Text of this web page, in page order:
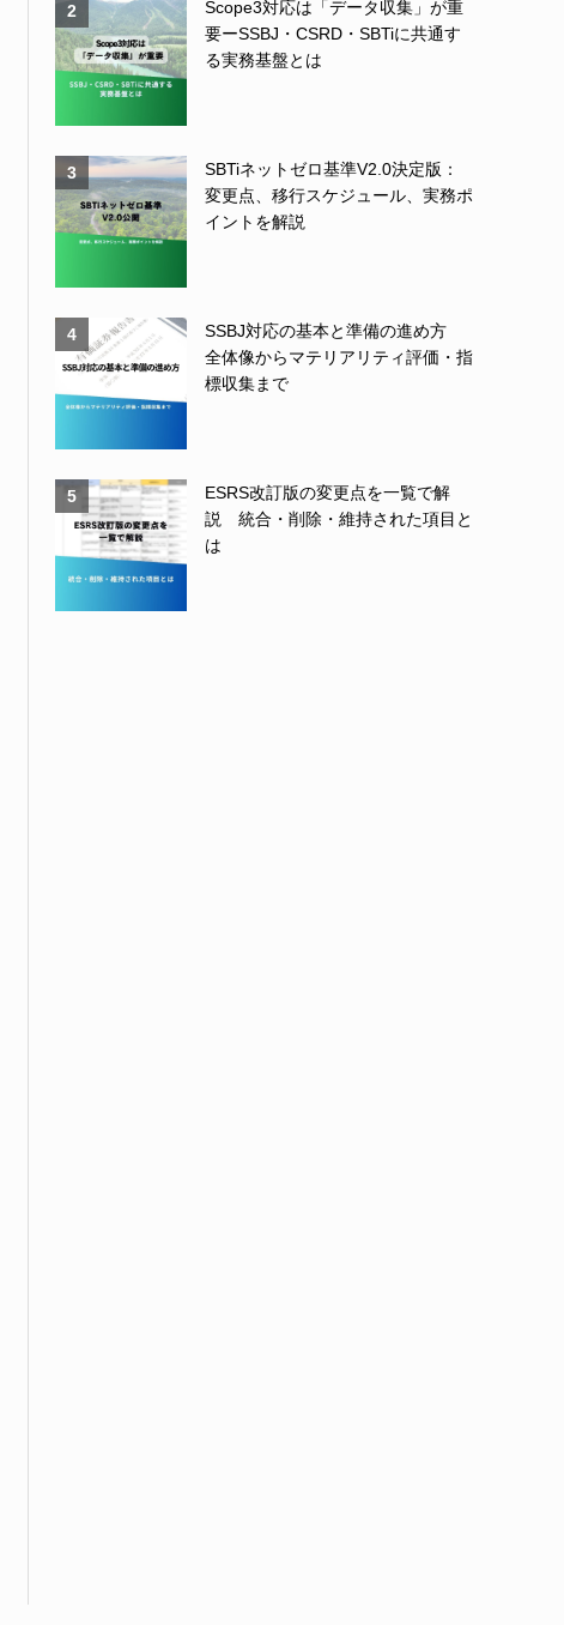
2
Scope3対応は「データ収集」が重
要ーSSBJ・CSRD・SBTiに共通す
る実務基盤とは
3
SBTiネットゼロ基準V2.0決定版：
変更点、移行スケジュール、実務ポ
イントを解説
4
SSBJ対応の基本と準備の進め方
全体像からマテリアリティ評価・指
標収集まで
5
ESRS改訂版の変更点を一覧で解
説 統合・削除・維持された項目と
は